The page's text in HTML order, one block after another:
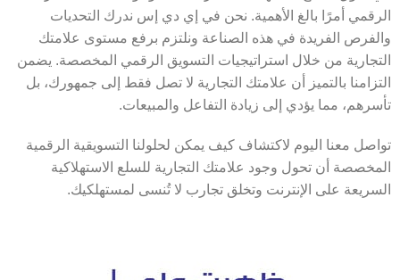
الرقمي أمرًا بالغ الأهمية. نحن في إي دي إس ندرك التحديات
والفرص الفريدة في هذه الصناعة ونلتزم برفع مستوى علامتك
التجارية من خلال استراتيجيات التسويق الرقمي المخصصة. يضمن
التزامنا بالتميز أن علامتك التجارية لا تصل فقط إلى جمهورك، بل
تأسرهم، مما يؤدي إلى زيادة التفاعل والمبيعات.
تواصل معنا اليوم لاكتشاف كيف يمكن لحلولنا التسويقية الرقمية
المخصصة أن تحول وجود علامتك التجارية للسلع الاستهلاكية
السريعة على الإنترنت وتخلق تجارب لا تُنسى لمستهلكيك.